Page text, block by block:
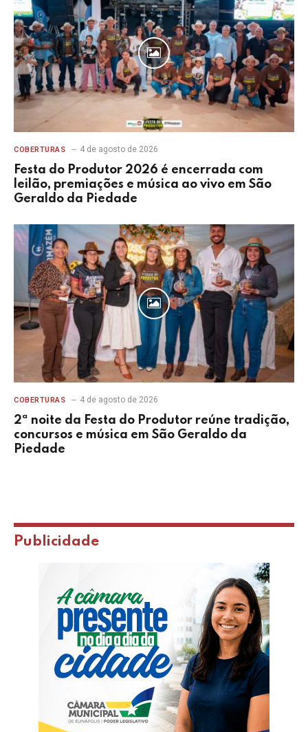
COBERTURAS 4 de agosto de 2026
Festa do Produtor 2026 é encerrada com
leilão, premiações e música ao vivo em São
Geraldo da Piedade
COBERTURAS 4 de agosto de 2026
2ª noite da Festa do Produtor reúne tradição,
concursos e música em São Geraldo da
Piedade
Publicidade